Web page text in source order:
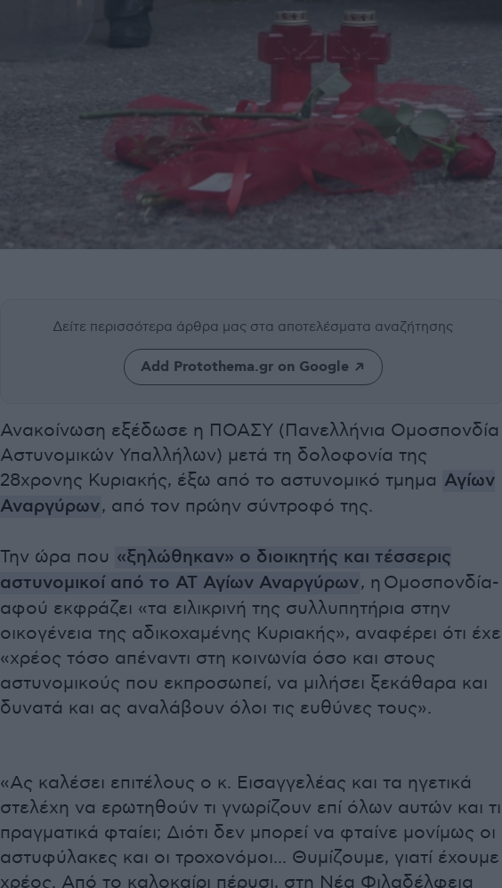
Δείτε περισσότερα άρθρα μας στα αποτελέσματα αναζήτησης
Add Protothema.gr on Google
Ανακοίνωση εξέδωσε η ΠΟΑΣΥ (Πανελλήνια Ομοσπονδία
Αστυνομικών Υπαλλήλων) μετά τη δολοφονία της
28χρονης Κυριακής, έξω από το αστυνομικό τμημα Αγίων
Αναργύρων, από τον πρώην σύντροφό της.
Την ώρα που «ξηλώθηκαν» ο διοικητής και τέσσερις
αστυνομικοί από το ΑΤ Αγίων Αναργύρων, η Ομοσπονδία-
αφού εκφράζει «τα ειλικρινή της συλλυπητήρια στην
οικογένεια της αδικοχαμένης Κυριακής», αναφέρει ότι
«χρέος τόσο απέναντι στη κοινωνία όσο και στους
αστυνομικούς που εκπροσωπεί, να μιλήσει ξεκάθαρα και
δυνατά και ας αναλάβουν όλοι τις ευθύνες τους».
«Ας καλέσει επιτέλους ο κ. Εισαγγελέας και τα ηγετικά
στελέχη να ερωτηθούν τι γνωρίζουν επί όλων αυτών και τι
πραγματικά φταίει; Διότι δεν μπορεί να φταίνε μονίμως οι
αστυφύλακες και οι τροχονόμοι... Θυμίζουμε, γιατί έχουμε
χρέος. Από το καλοκαίρι πέρυσι, στη Νέα Φιλαδέλφεια